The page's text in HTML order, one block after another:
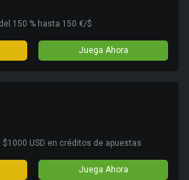
150 % hasta 150 €/$
Juega Ahora
USD en créditos de apuestas
Juega Ahora